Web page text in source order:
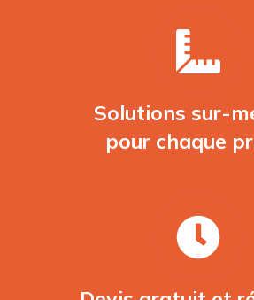
Solutions sur-
pour chaque